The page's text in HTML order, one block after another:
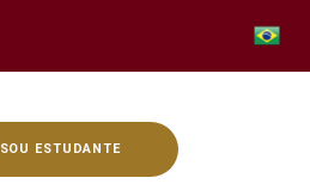
SOU ESTUDANTE